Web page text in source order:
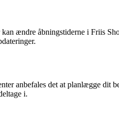
ændre åbningstiderne i Friis
anbefales det at planlægge
i.